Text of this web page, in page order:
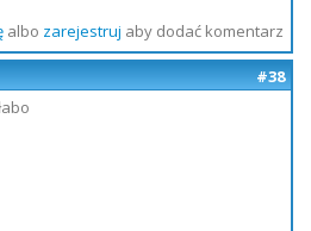
albo zarejestruj aby dodać komentarz
#38